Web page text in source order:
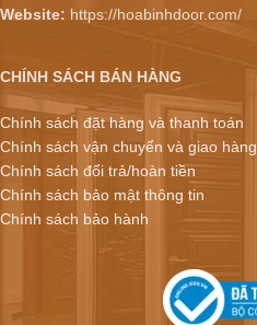
Website: https://hoabinhdoor.com/
CHÍNH SÁCH BÁN HÀNG
Chính sách đặt hàng và thanh toán
Chính sách vận chuyển và giao hàng
Chính sách đổi trả/hoàn tiền
Chính sách bảo mật thông tin
Chính sách bảo hành